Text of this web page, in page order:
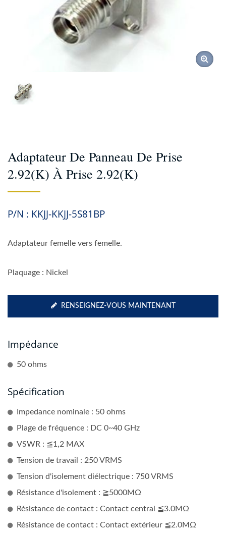
Adaptateur De Panneau De Prise
2.92(K) À Prise 2.92(K)
P/N : KKJJ-KKJJ-5S81BP
Adaptateur femelle vers femelle.
Plaquage : Nickel
RENSEIGNEZ-VOUS MAINTENANT
Impédance
50 ohms
Spécification
Impedance nominale : 50 ohms
Plage de fréquence : DC 0~40 GHz
VSWR : ≦1,2 MAX
Tension de travail : 250 VRMS
Tension d'isolement diélectrique : 750 VRMS
Résistance d'isolement : ≧5000MΩ
Résistance de contact : Contact central ≦3.0MΩ
Résistance de contact : Contact extérieur ≦2.0MΩ